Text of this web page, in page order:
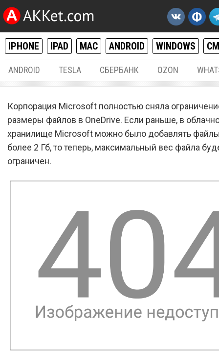
IPHONE IPAD MAC ANDROID WINDOWS
ANDROID TESLA СБЕРБАНК OZON
Microsoft убрала
размера файлов в
Корпорация Microsoft полностью сняла
размеры файлов в OneDrive. Если раньше, в
хранилище Microsoft можно было добавлять
более 2 Гб, то теперь, максимальный вес файла
ограничен.